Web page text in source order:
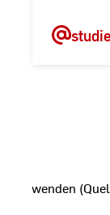
verwenden